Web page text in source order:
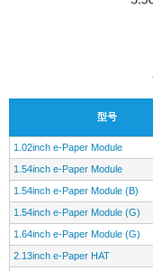
型号
1.02inch e-Paper Module
1.54inch e-Paper Module
1.54inch e-Paper Module (B)
1.54inch e-Paper Module (G)
1.64inch e-Paper Module (G)
2.13inch e-Paper HAT